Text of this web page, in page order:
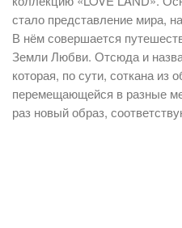
стало представление мира,
В нём совершается
Земли Любви. Отсюда и
которая, по сути, соткана из
перемещающейся в разные
раз новый образ,